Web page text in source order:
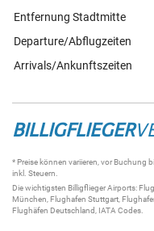
Entfernung Stadtmitte
Departure/Abflugzeiten
Arrivals/Ankunftszeiten
BILLIGFLIEGER
* Preise können variieren, vor Buchung
inkl. Steuern.
Die wichtigsten BilligfliegerAirports:
München Flughafen Stuttgart
Flughäfen Deutschland
IATA Codes